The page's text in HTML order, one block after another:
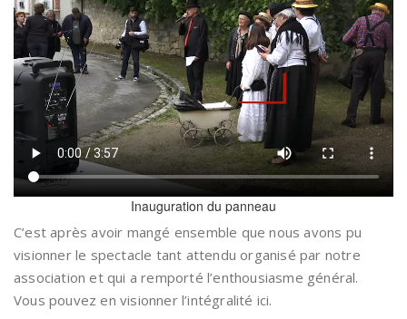
Inauguration du panneau
C’est après avoir mangé ensemble que nous avons pu
visionner le spectacle tant attendu organisé par notre
association et qui a remporté l’enthousiasme général.
Vous pouvez en visionner l’intégralité ici.